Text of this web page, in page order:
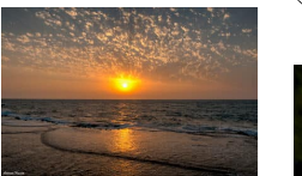
רשומים מגיע
יותר